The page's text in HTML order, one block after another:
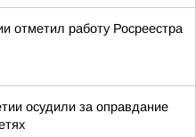
отметил работу Росреестра
осудили за оправдание